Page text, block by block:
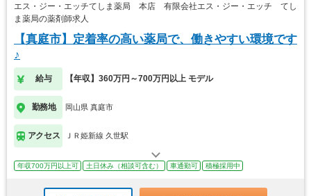
エス・ジー・エッチてしま薬局 本店 有限会社エス・ジー・エッチ てし
ま薬局の薬剤師求人
【真庭市】定着率の高い薬局で、働きやすい環境です
♪
給与 【年収】360万円～700万円以上 モデル
勤務地 岡山県 真庭市
アクセス ＪＲ姫新線 久世駅
年収700万円以上可 土日休み（相談可含む） 車通勤可 積極採用中